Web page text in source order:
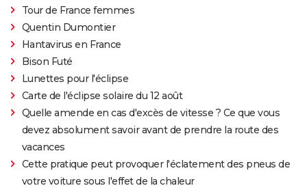
Tour de France femmes
Quentin Dumontier
Hantavirus en France
Bison Futé
Lunettes pour l'éclipse
Carte de l'éclipse solaire du 12 août
Quelle amende en cas d'excès de vitesse ? Ce que vous
devez absolument savoir avant de prendre la route des
vacances
Cette pratique peut provoquer l'éclatement des pneus de
votre voiture sous l'effet de la chaleur